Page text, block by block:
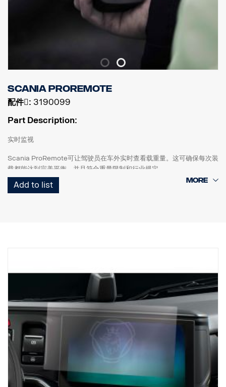
Scania ProRemote
配件􀌸: 3190099
Part Description:
实时监视
Scania ProRemote可让驾驶员在车外实时查看载重量。这可确保每次装
载都能达到完美平衡，并且符合重量限制和行业规定。
为SCANIA定制
接收装置可自动检测潜在挂车的车桥数，确保您获得安全高效装载所需的
方便：
Scania ProRemote磁性底座充电器和USB-C连接可确保设备随时准备
就绪，从而减少停工时间，保证卡车正常行驶。
Scania ProRemote - 精确与高效的巅峰之作，提升卡车运输体验。对于
装载，您可以信赖SCANIA独有的解决方案，专为完美而设计，让每一次
旅程都安全而简单。
Add to list